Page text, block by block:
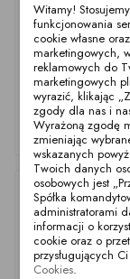
Filtr Strnr. AF 40-65
316/EP 0.05 WW
Witamy!
funkcjonowania
cookie własne
marketingowych,
reklamowych do
marketingowych
wyrazić, klikając
zgody dla nas i
Wyrażoną zgodę
zmieniając
wskazanych
Twoich danych
osobowych jest
Spółka
administratorami
informacji o
cookie oraz o
przysługujących
Cookies.